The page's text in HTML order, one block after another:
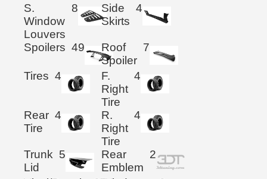
S.
Window
Louvers
8
Side
Skirts
4
Spoilers 49
Roof
Spoiler
7
Tires 4
F.
Right
Tire
4
Rear
Tire
4
R.
Right
Tire
4
Trunk
Lid
5
Rear
Emblem
2